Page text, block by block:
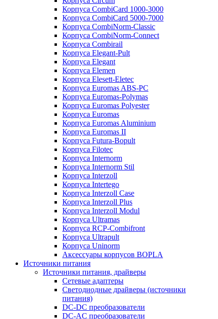
Корпуса CombiCard 1000-3000
Корпуса CombiCard 5000-7000
Корпуса CombiNorm-Classic
Корпуса CombiNorm-Connect
Корпуса Combirail
Корпуса Elegant-Pult
Корпуса Elegant
Корпуса Elemen
Корпуса Elesett-Eletec
Корпуса Euromas ABS-PC
Корпуса Euromas-Polymas
Корпуса Euromas Polyester
Корпуса Euromas
Корпуса Euromas Aluminium
Корпуса Euromas II
Корпуса Futura-Bopult
Корпуса Filotec
Корпуса Internorm
Корпуса Internorm Stil
Корпуса Interzoll
Корпуса Intertego
Корпуса Interzoll Case
Корпуса Interzoll Plus
Корпуса Interzoll Modul
Корпуса Ultramas
Корпуса RCP-Combifront
Корпуса Ultrapult
Корпуса Uninorm
Аксессуары корпусов BOPLA
Источники питания
Источники питания, драйверы
Сетевые адаптеры
Светодиодные драйверы (источники
питания)
DC-DC преобразователи
DC-AC преобразователи